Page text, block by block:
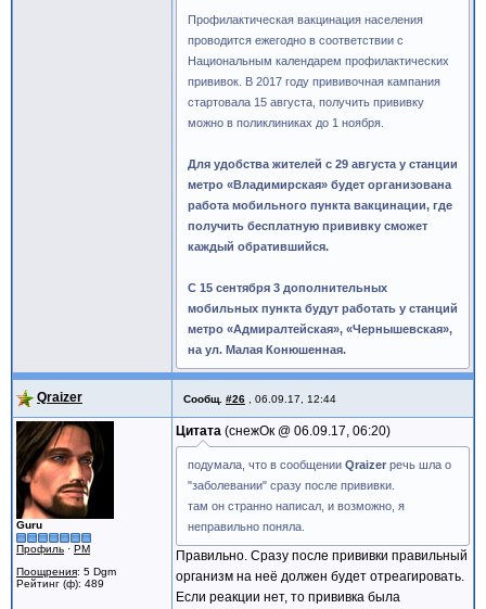
Профилактическая вакцинация населения
проводится ежегодно в соответствии с
Национальным календарем профилактических
прививок. В 2017 году прививочная кампания
стартовала 15 августа, получить прививку
можно в поликлиниках до 1 ноября.
Для удобства жителей с 29 августа у станции
метро «Владимирская» будет организована
работа мобильного пункта вакцинации, где
получить бесплатную прививку сможет
каждый обратившийся.
С 15 сентября 3 дополнительных
мобильных пункта будут работать у станций
метро «Адмиралтейская», «Чернышевская»,
на ул. Малая Конюшенная.
Qraizer Сообщ. #26 06.09.17, 12:44
Guru
Профиль · PM
Поощрения: 5 Dgm
Рейтинг (ф): 489
Цитата снежОк @ 06.09.17, 06:20
подумала, что в сообщении Qraizer речь шла о
"заболевании" сразу после прививки.
там он странно написал, и возможно, я
неправильно поняла.
Правильно. Сразу после прививки правильный
организм на неё должен будет отреагировать.
Если реакции нет, то прививка была